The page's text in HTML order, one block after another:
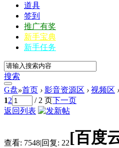
道具
签到
推广有奖
新手宝典
新手任务
搜索
G盘»首页 › 影音资源区 › 视频区 ›
12 / 2 页下一页
返回列表
查看: 7548|回复: 22[百度